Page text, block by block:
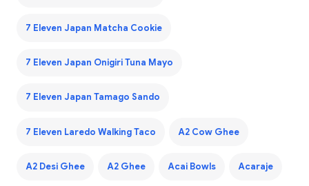
7 Eleven Japan Matcha Cookie
7 Eleven Japan Onigiri Tuna Mayo
7 Eleven Japan Tamago Sando
7 Eleven Laredo Walking Taco A2 Cow Ghee
A2 Desi Ghee A2 Ghee Acai Bowls Acaraje